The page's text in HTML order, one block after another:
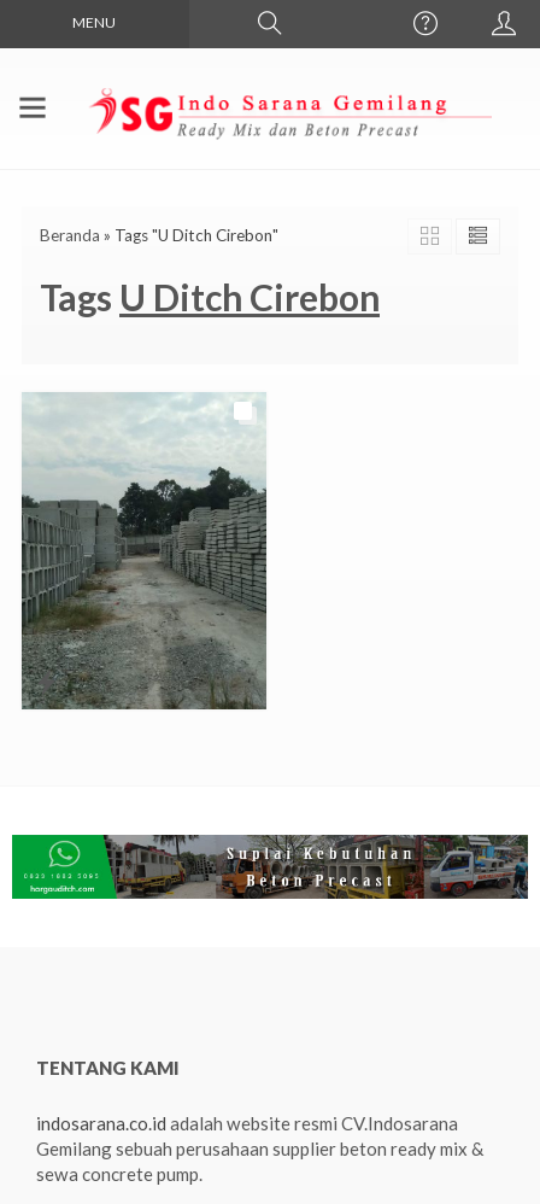
MENU
Beranda » Tags "U Ditch Cirebon"
Tags U Ditch Cirebon
TENTANG KAMI
indosarana.co.id adalah website resmi CV.Indosarana
Gemilang sebuah perusahaan supplier beton ready mix &
sewa concrete pump.